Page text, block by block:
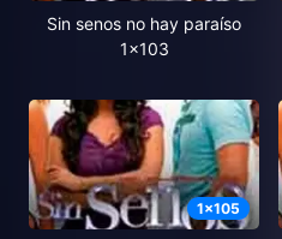
Sin senos no hay paraíso
1x103
1x105